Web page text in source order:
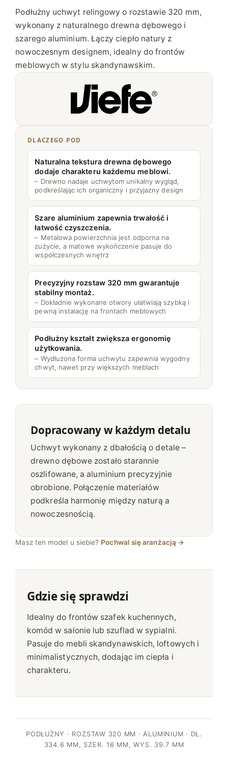
E
T
O
3
S
Z
Podłużny uchwyt relingowy o rozstawie 320 mm,
wykonany z naturalnego drewna dębowego i
szarego aluminium. Łączy ciepło natury z
nowoczesnym designem, idealny do frontów
meblowych w stylu skandynawskim.
DLACZEGO POD
Naturalna tekstura drewna dębowego
dodaje charakteru każdemu meblowi.
– Drewno nadaje uchwytom unikalny wygląd,
podkreślając ich organiczny i przyjazny design
Szare aluminium zapewnia trwałość i
łatwość czyszczenia.
– Metalowa powierzchnia jest odporna na
zużycie, a matowe wykończenie pasuje do
współczesnych wnętrz
Precyzyjny rozstaw 320 mm gwarantuje
stabilny montaż.
– Dokładnie wykonane otwory ułatwiają szybką i
pewną instalację na frontach meblowych
Podłużny kształt zwiększa ergonomię
użytkowania.
– Wydłużona forma uchwytu zapewnia wygodny
chwyt, nawet przy większych meblach
Dopracowany w każdym detalu
Uchwyt wykonany z dbałością o detale –
drewno dębowe zostało starannie
oszlifowane, a aluminium precyzyjnie
obrobione. Połączenie materiałów
podkreśla harmonię między naturą a
nowoczesnością.
Masz ten model u siebie? Pochwal się aranżacją →
Gdzie się sprawdzi
Idealny do frontów szafek kuchennych,
komód w salonie lub szuflad w sypialni.
Pasuje do mebli skandynawskich, loftowych i
minimalistycznych, dodając im ciepła i
charakteru.
PODŁUŻNY · ROZSTAW 320 MM · ALUMINIUM · DŁ.
334.6 MM, SZER. 16 MM, WYS. 39.7 MM